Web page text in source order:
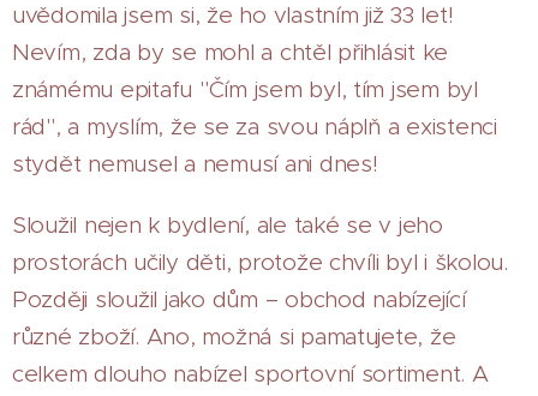
uvědomila jsem si, že ho vlastním již 33 let!
Nevím, zda by se mohl a chtěl přihlásit ke
známému epitafu "Čím jsem byl, tím jsem byl
rád", a myslím, že se za svou náplň a existenci
stydět nemusel a nemusí ani dnes!
Sloužil nejen k bydlení, ale také se v jeho
prostorách učily děti, protože chvíli byl i školou.
Později sloužil jako dům – obchod nabízející
různé zboží. Ano, možná si pamatujete, že
celkem dlouho nabízel sportovní sortiment. A